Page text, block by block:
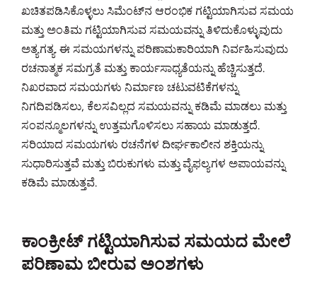
ಖಚಿತಪಡಿಸಿಕೊಳ್ಳಲು ಸಿಮೆಂಟ್‌ನ ಆರಂಭಿಕ ಗಟ್ಟಿಯಾಗಿಸುವ ಸಮಯ
ಮತ್ತು ಅಂತಿಮ ಗಟ್ಟಿಯಾಗಿಸುವ ಸಮಯವನ್ನು ತಿಳಿದುಕೊಳ್ಳುವುದು
ಅತ್ಯಗತ್ಯ. ಈ ಸಮಯಗಳನ್ನು ಪರಿಣಾಮಕಾರಿಯಾಗಿ ನಿರ್ವಹಿಸುವುದು
ರಚನಾತ್ಮಕ ಸಮಗ್ರತೆ ಮತ್ತು ಕಾರ್ಯಸಾಧ್ಯತೆಯನ್ನು ಹೆಚ್ಚಿಸುತ್ತದೆ.
ನಿಖರವಾದ ಸಮಯಗಳು ನಿರ್ಮಾಣ ಚಟುವಟಿಕೆಗಳನ್ನು
ನಿಗದಿಪಡಿಸಲು, ಕೆಲಸವಿಲ್ಲದ ಸಮಯವನ್ನು ಕಡಿಮೆ ಮಾಡಲು ಮತ್ತು
ಸಂಪನ್ಮೂಲಗಳನ್ನು ಉತ್ತಮಗೊಳಿಸಲು ಸಹಾಯ ಮಾಡುತ್ತದೆ.
ಸರಿಯಾದ ಸಮಯಗಳು ರಚನೆಗಳ ದೀರ್ಘಕಾಲೀನ ಶಕ್ತಿಯನ್ನು
ಸುಧಾರಿಸುತ್ತವೆ ಮತ್ತು ಬಿರುಕುಗಳು ಮತ್ತು ವೈಫಲ್ಯಗಳ ಅಪಾಯವನ್ನು
ಕಡಿಮೆ ಮಾಡುತ್ತವೆ.
ಕಾಂಕ್ರೀಟ್ ಗಟ್ಟಿಯಾಗಿಸುವ ಸಮಯದ ಮೇಲೆ
ಪರಿಣಾಮ ಬೀರುವ ಅಂಶಗಳು